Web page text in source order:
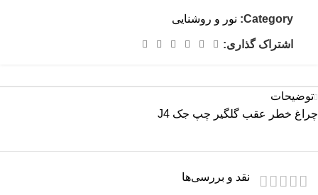
Category: نور و روشنایی
اشتراک گذاری:
توضیحات
چراغ خطر عقب گلگیر چپ جک J4
نقد و بررسی‌ها